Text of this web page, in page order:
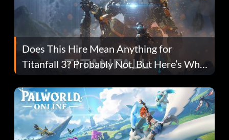
Does This Hire Mean Anything for
Titanfall 3? Probably Not, But Here’s Why
Fans Are Hopeful